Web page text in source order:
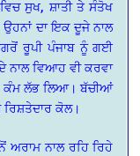
ਸੁਖ, ਸ਼ਾਤੀ ਤੇ ਸੰਤੋਖ
ਦਾ ਇਕ ਦੂਜੇ ਨਾਲ
ਰੂਪੀ ਪੰਜਾਬ ਨੂੰ ਗਈ
ਵਿਆਹ ਵੀ ਕਰਵਾ
ਕੰਮ ਲੱਭ ਲਿਆ। ਬੱਚੀਆਂ
ਕੋਲ।
ਨਾਲ ਰਹਿ ਰਿਹੇ